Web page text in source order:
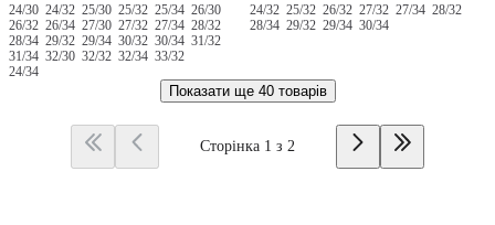
24/30 24/32 25/30 25/32 25/34 26/30
26/32 26/34 27/30 27/32 27/34 28/32
28/34 29/32 29/34 30/32 30/34 31/32
31/34 32/30 32/32 32/34 33/32
24/34
24/3225/3226/3227/3227/3428/32
28/3429/3229/3430/34
Показати ще 40 товарів
Сторінка 1 з 2